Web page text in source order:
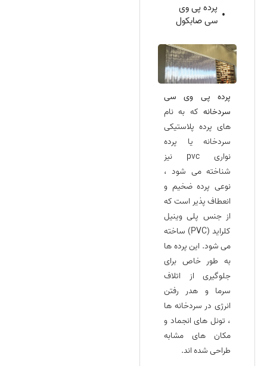
پرده پی وی
سی صابکول
پرده پی وی سی
سردخانه که به نام‌
های پرده پلاستیکی
سردخانه یا پرده
نواری pvc نیز
شناخته می‌ شود ،
نوعی پرده ضخیم و
انعطاف‌ پذیر است که
از جنس پلی وینیل
کلراید (PVC) ساخته
می‌ شود. این پرده‌ ها
به طور خاص برای
جلوگیری از اتلاف
سرما و هدر رفتن
انرژی در سردخانه‌ ها
، تونل‌ های انجماد و
مکان‌ های مشابه
طراحی شده‌ اند.